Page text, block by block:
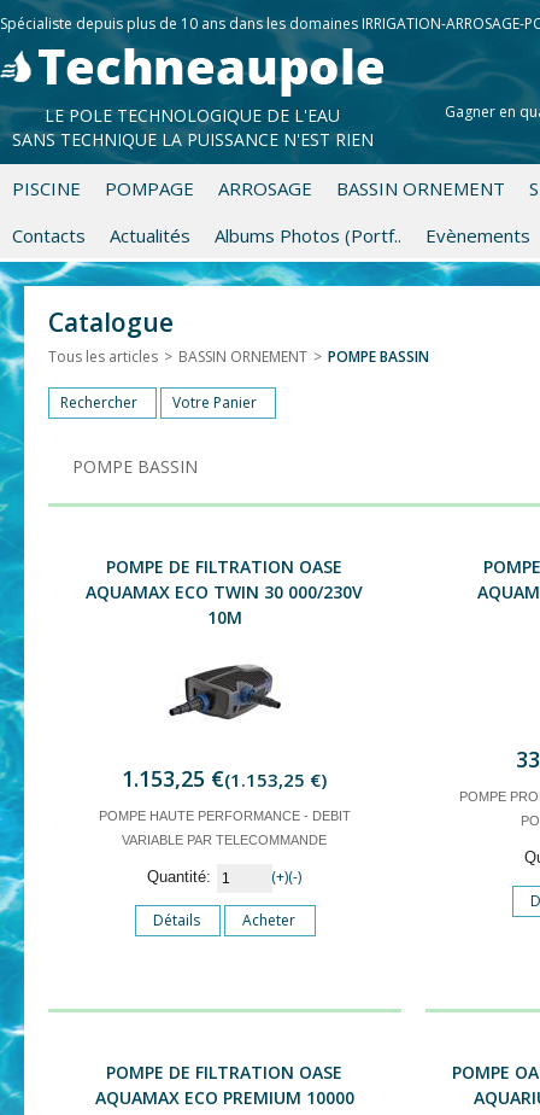
Spécialiste depuis plus de 10 ans dans les domaines IRRIGATION-ARROSAGE-
Gagner en
LE POLE TECHNOLOGIQUE DE L'EAU
SANS TECHNIQUE LA PUISSANCE N'EST RIEN
PISCINE POMPAGE ARROSAGE BASSIN ORNEMENT
Contacts
Actualités Albums Photos (Portf.. Evènements
Catalogue
Tous les articles > BASSIN ORNEMENT > POMPE BASSIN
Rechercher Votre Panier
POMPE BASSIN
POMPE DE FILTRATION OASE
AQUAMAX ECO TWIN 30 000/230V
10M
1.153,25 €(1.153,25 €)
POMPE HAUTE PERFORMANCE - DEBIT
VARIABLE PAR TELECOMMANDE
Quantité: (+)(-)
Détails Acheter
POMPE
POMPE DE FILTRATION OASE
AQUAMAX ECO PREMIUM 10000
POMPE